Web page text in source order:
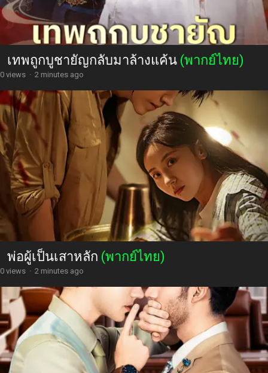
เทพถูกบูชายัญกลับมาล้างแค้น (พากย์ไทย)
0 views · 2 minutes ago
พ่อผู้เป็นเสาหลัก (พากย์ไทย)
0 views · 2 minutes ago